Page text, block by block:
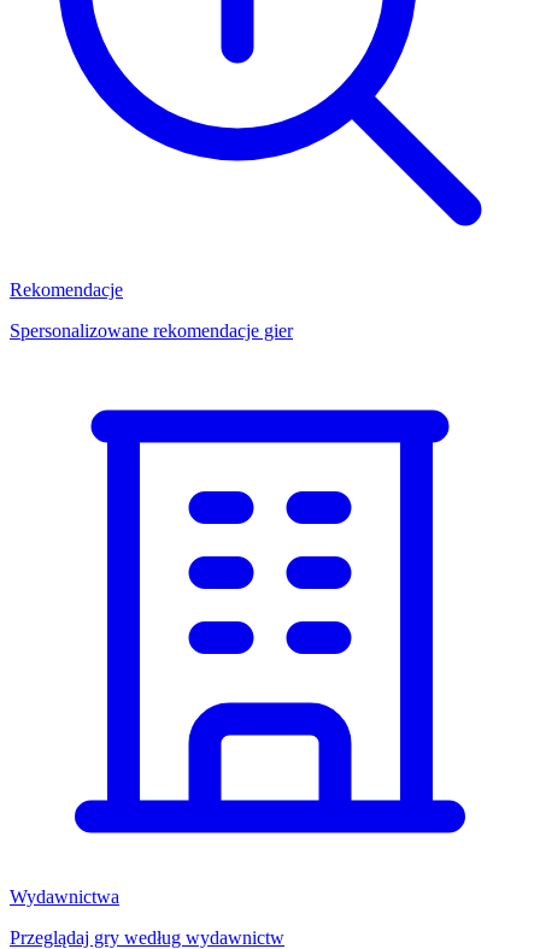
Rekomendacje
Spersonalizowane rekomendacje gier
Wydawnictwa
Przeglądaj gry według wydawnictw